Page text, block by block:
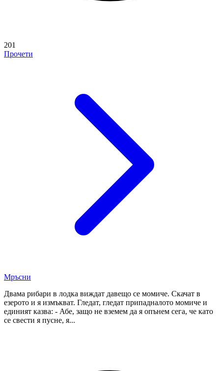
201
Прочети
Мръсни
Двама рибари в лодка виждат давещо се момиче. Скачат в
езерото и я измъкват. Гледат, гледат припадналото момиче и
единият казва: - Абе, защо не вземем да я опънем сега, че като
се свести я пусне, я...